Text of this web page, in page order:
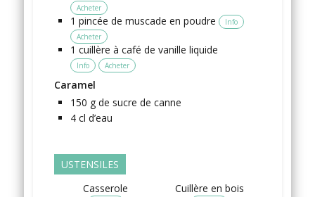
Acheter
1 pincée de muscade en poudre
Info
Acheter
1 cuillère à café de vanille liquide
Info Acheter
Caramel
150 g de sucre de canne
4 cl d’eau
USTENSILES
Casserole
Cuillère en bois